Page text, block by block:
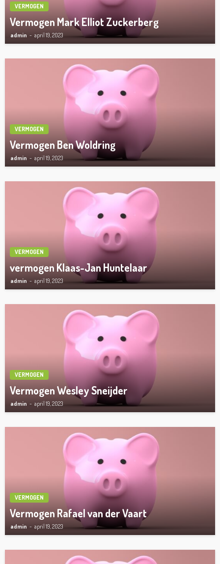
VERMOGEN
Vermogen Mark Elliot Zuckerberg
admin april 19, 2023
VERMOGEN
Vermogen Ben Woldring
admin april 19, 2023
VERMOGEN
vermogen Klaas-Jan Huntelaar
admin april 19, 2023
VERMOGEN
Vermogen Wesley Sneijder
admin april 19, 2023
VERMOGEN
Vermogen Rafael van der Vaart
admin april 19, 2023